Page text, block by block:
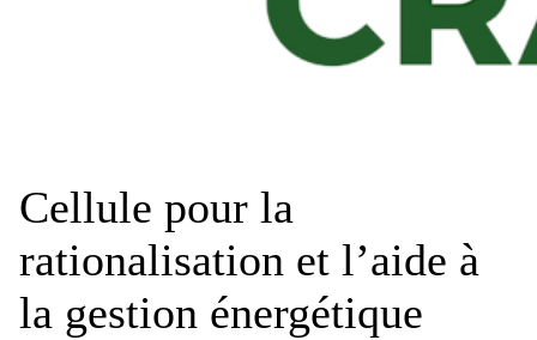
Cellule pour la
rationalisation et l’aide à
la gestion énergétique